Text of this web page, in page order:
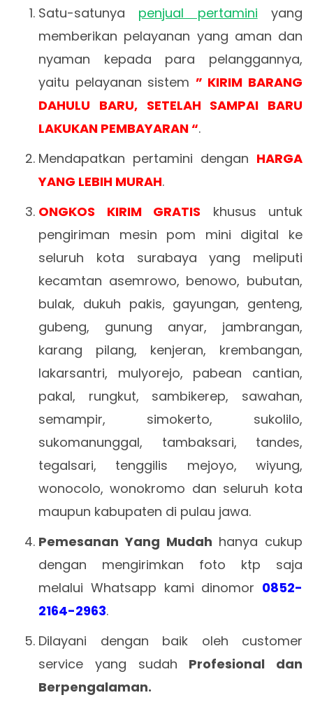
Satu-satunya penjual pertamini yang
memberikan pelayanan yang aman dan
nyaman kepada para pelanggannya,
yaitu pelayanan sistem ” KIRIM BARANG
DAHULU BARU, SETELAH SAMPAI BARU
LAKUKAN PEMBAYARAN “.
Mendapatkan pertamini dengan HARGA
YANG LEBIH MURAH.
ONGKOS KIRIM GRATIS khusus untuk
pengiriman mesin pom mini digital ke
seluruh kota surabaya yang meliputi
kecamtan asemrowo, benowo, bubutan,
bulak, dukuh pakis, gayungan, genteng,
gubeng, gunung anyar, jambrangan,
karang pilang, kenjeran, krembangan,
lakarsantri, mulyorejo, pabean cantian,
pakal, rungkut, sambikerep, sawahan,
semampir, simokerto, sukolilo,
sukomanunggal, tambaksari, tandes,
tegalsari, tenggilis mejoyo, wiyung,
wonocolo, wonokromo dan seluruh kota
maupun kabupaten di pulau jawa.
Pemesanan Yang Mudah hanya cukup
dengan mengirimkan foto ktp saja
melalui Whatsapp kami dinomor 0852-
2164-2963.
Dilayani dengan baik oleh customer
service yang sudah Profesional dan
Berpengalaman.